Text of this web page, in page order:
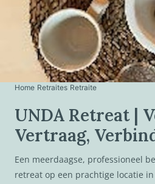
Home Retraites Retraite
UNDA Retreat |
Vertraag,
Een meerdaagse, professioneel
retreat op een prachtige locatie